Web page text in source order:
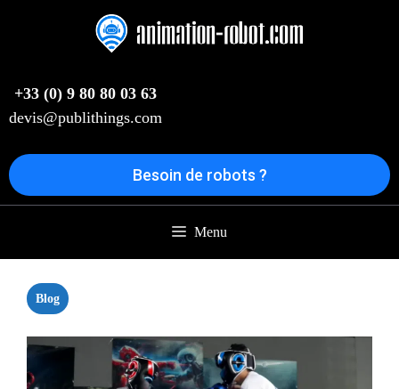
+33 (0) 9 80 80 03 63
devis@publithings.com
Besoin de robots ?
Menu
Blog